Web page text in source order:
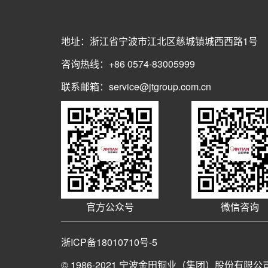
地址：浙江省宁波市江北区慈城镇城西西路1号
咨询热线：+86 0574-83005999
联系邮箱：service@jtgroup.com.cn
官方公众号 微信咨询
浙ICP备18010710号-5
© 1986-2021 宁波金田铜业（集团）股份有限公